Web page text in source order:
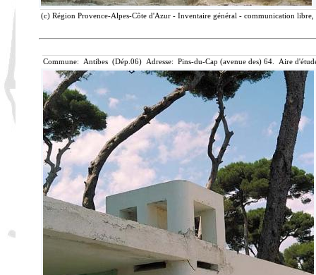
(c) Région Provence-Alpes-Côte d'Azur - Inventaire général - communication
Commune: Antibes (Dép.06) Adresse: Pins-du-Cap (avenue des) 64. Aire